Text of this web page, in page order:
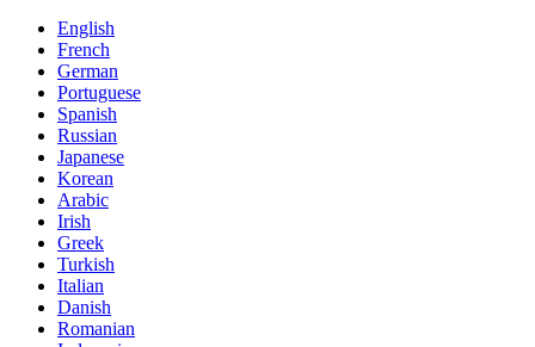
English
French
German
Portuguese
Spanish
Russian
Japanese
Korean
Arabic
Irish
Greek
Turkish
Italian
Danish
Romanian